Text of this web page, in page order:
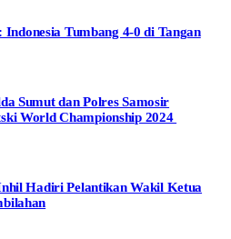
Tumbang 4-0 di Tangan
Sumut dan Polres Samosir
World Championship 2024
Hadiri Pelantikan Wakil Ketua